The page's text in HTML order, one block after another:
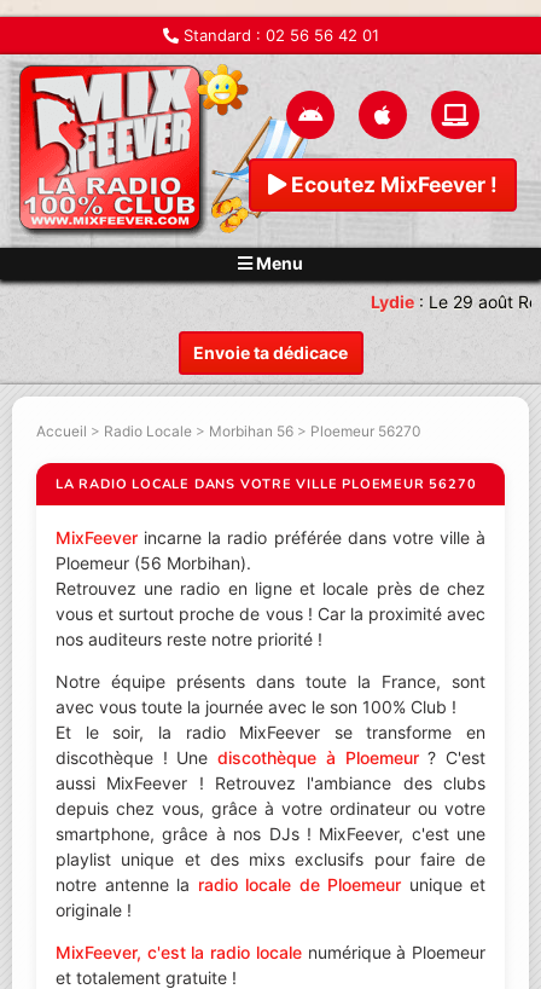
Standard : 02 56 56 42 01
Ecoutez MixFeever !
Menu
Envoie ta dédicace
Lydie:Le 29 août
Accueil > Radio Locale > Morbihan 56 > Ploemeur 56270
LA RADIO LOCALE DANS VOTRE VILLE PLOEMEUR 56270
MixFeever incarne la radio préférée dans votre ville à
Ploemeur (56 Morbihan).
Retrouvez une radio en ligne et locale près de chez
vous et surtout proche de vous ! Car la proximité avec
nos auditeurs reste notre priorité !
Notre équipe présents dans toute la France, sont
avec vous toute la journée avec le son 100% Club !
Et le soir, la radio MixFeever se transforme en
discothèque ! Unediscothèque à Ploemeur? C'est
aussi MixFeever ! Retrouvez l'ambiance des clubs
depuis chez vous, grâce à votre ordinateur ou votre
smartphone, grâce à nos DJs ! MixFeever, c'est une
playlist unique et des mixs exclusifs pour faire de
notre antenne la radio locale de Ploemeur unique et
originale !
MixFeever, c'est la radio localenumérique à Ploemeur
et totalement gratuite !